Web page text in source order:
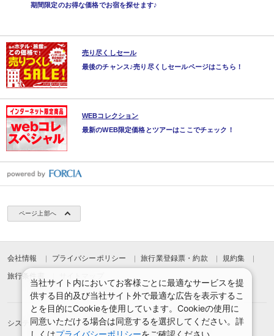
期間限定のお得な価格でお宿を探せます♪
売り尽くしセール
最後のチャンス♪売り尽くしセールページはこちら！
WEBコレクション
最新のWEB限定価格とツアーはここでチェック！
ページ上部へ
会社情報 プライバシーポリシー 旅行業登録票・約款 規約集
旅行条件書
システムメンテナンスのお知らせ お申込みまでの手順
当社サイト内においてお客様ごとに最適なサービスを提
供する目的及び当社サイト外で最適な広告を表示するこ
とを目的にCookieを使用しています。Cookieの使用に
同意いただける場合は同意するを選択してください。詳
しくはプライバシーポリシーをご確認ください。